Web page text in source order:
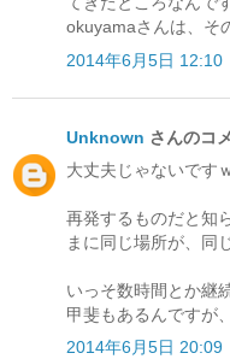
okuyamaさんは、そ
2014年6月5日 12:10
Unknown さんのコ
大丈夫じゃないです
再発するものだと知
まに同じ場所が、同
いっそ数時間とか継
甲斐もあるんですが
2014年6月5日 20:09